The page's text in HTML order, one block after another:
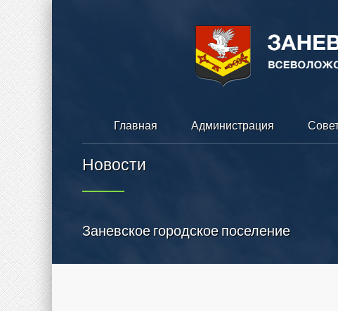
Главная Администрация
Новости
Заневское городское поселение